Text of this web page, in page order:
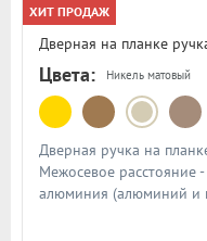
ХИТ ПРОДАЖ
Дверная на планке
Цвета: Никель матовый
Дверная ручка на
Межосевое расстояние
алюминия (алюминий и